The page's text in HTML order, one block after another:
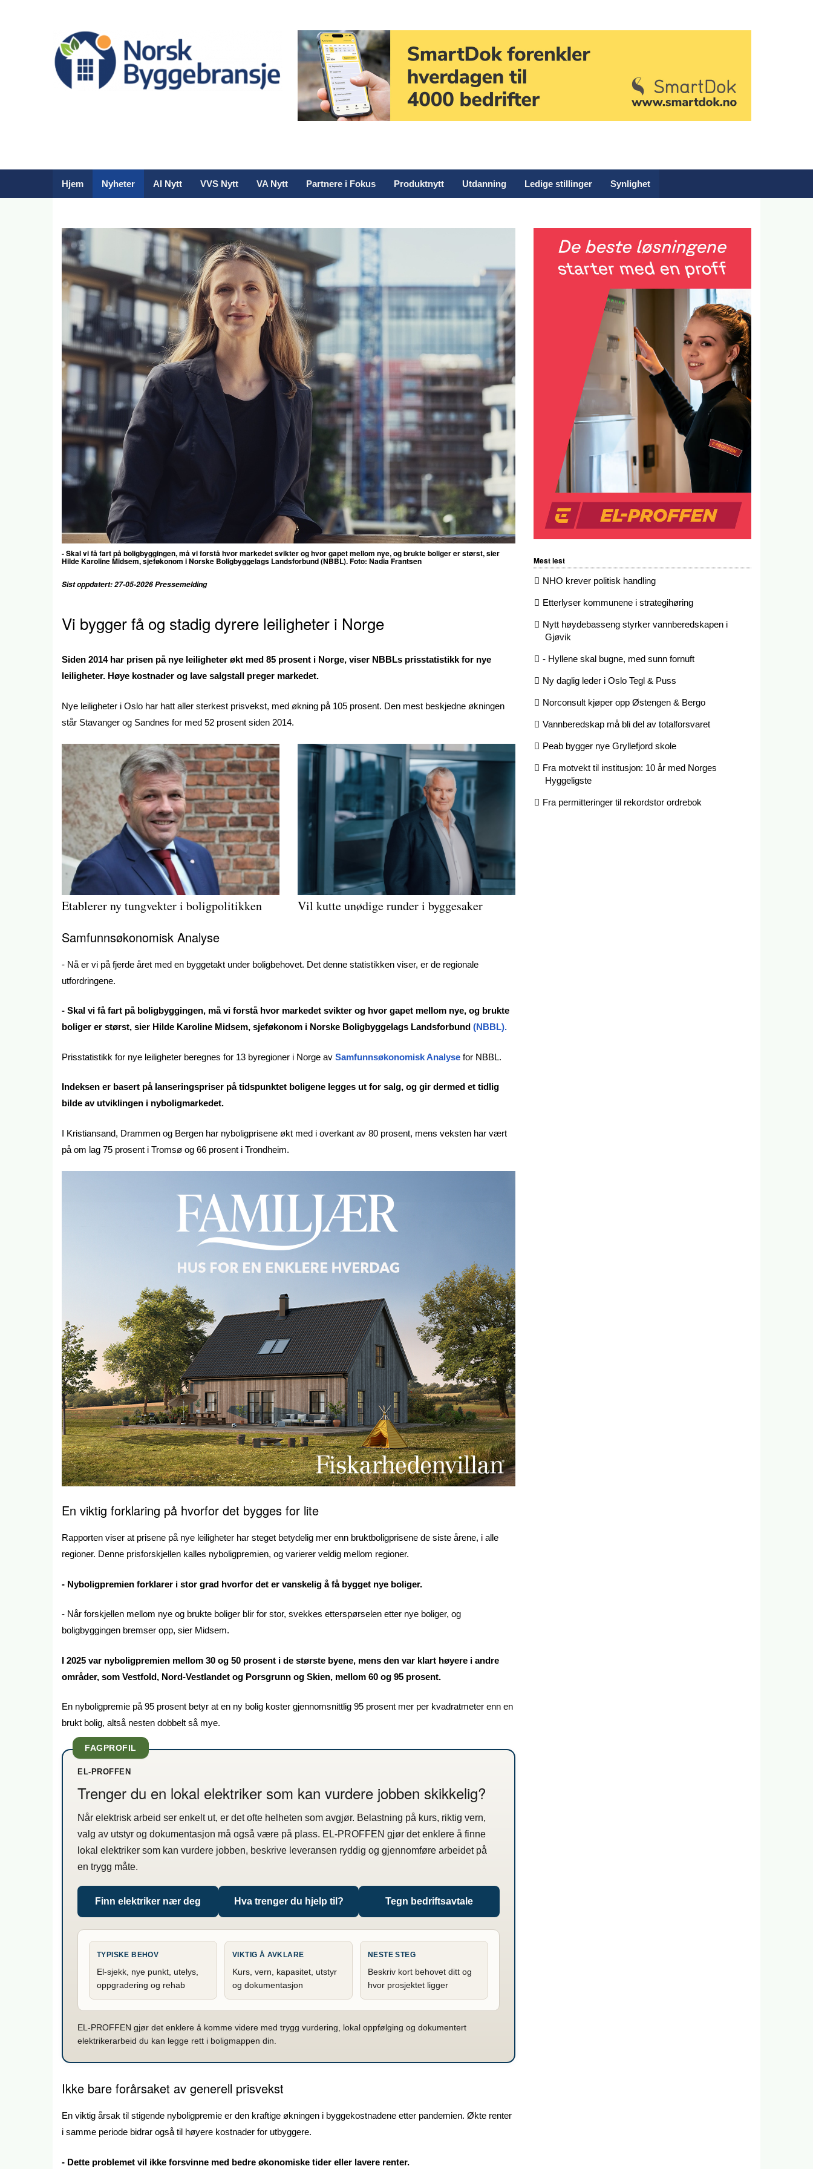
Hjem Nyheter AI Nytt VVS Nytt VA Nytt Partnere i Fokus Produktnytt Utdanning Ledige stillinger Synlighet
- Skal vi få fart på boligbyggingen, må vi forstå hvor markedet svikter og hvor gapet mellom nye, og brukte boliger er størst, sier
Hilde Karoline Midsem, sjeføkonom i Norske Boligbyggelags Landsforbund (NBBL). Foto: Nadia Frantsen
Sist oppdatert: 27-05-2026 Pressemelding
Vi bygger få og stadig dyrere leiligheter i Norge
Siden 2014 har prisen på nye leiligheter økt med 85 prosent i Norge, viser NBBLs prisstatistikk for nye
leiligheter. Høye kostnader og lave salgstall preger markedet.
Nye leiligheter i Oslo har hatt aller sterkest prisvekst, med økning på 105 prosent. Den mest beskjedne økningen
står Stavanger og Sandnes for med 52 prosent siden 2014.
Etablerer ny tungvekter i boligpolitikken Vil kutte unødige runder i byggesaker
Samfunnsøkonomisk Analyse
- Nå er vi på fjerde året med en byggetakt under boligbehovet. Det denne statistikken viser, er de regionale
utfordringene.
- Skal vi få fart på boligbyggingen, må vi forstå hvor markedet svikter og hvor gapet mellom nye, og brukte
boliger er størst, sier Hilde Karoline Midsem, sjeføkonom i Norske Boligbyggelags Landsforbund (NBBL).
Prisstatistikk for nye leiligheter beregnes for 13 byregioner i Norge av Samfunnsøkonomisk Analyse for NBBL.
Indeksen er basert på lanseringspriser på tidspunktet boligene legges ut for salg, og gir dermed et tidlig
bilde av utviklingen i nyboligmarkedet.
I Kristiansand, Drammen og Bergen har nyboligprisene økt med i overkant av 80 prosent, mens veksten har vært
på om lag 75 prosent i Tromsø og 66 prosent i Trondheim.
En viktig forklaring på hvorfor det bygges for lite
Rapporten viser at prisene på nye leiligheter har steget betydelig mer enn bruktboligprisene de siste årene, i alle
regioner. Denne prisforskjellen kalles nyboligpremien, og varierer veldig mellom regioner.
- Nyboligpremien forklarer i stor grad hvorfor det er vanskelig å få bygget nye boliger.
- Når forskjellen mellom nye og brukte boliger blir for stor, svekkes etterspørselen etter nye boliger, og
boligbyggingen bremser opp, sier Midsem.
I 2025 var nyboligpremien mellom 30 og 50 prosent i de største byene, mens den var klart høyere i andre
områder, som Vestfold, Nord-Vestlandet og Porsgrunn og Skien, mellom 60 og 95 prosent.
En nyboligpremie på 95 prosent betyr at en ny bolig koster gjennomsnittlig 95 prosent mer per kvadratmeter enn en
brukt bolig, altså nesten dobbelt så mye.
FAGPROFIL
EL-PROFFEN
Trenger du en lokal elektriker som kan vurdere jobben skikkelig?
Når elektrisk arbeid ser enkelt ut, er det ofte helheten som avgjør. Belastning på kurs, riktig vern,
valg av utstyr og dokumentasjon må også være på plass. EL-PROFFEN gjør det enklere å finne
lokal elektriker som kan vurdere jobben, beskrive leveransen ryddig og gjennomføre arbeidet på
en trygg måte.
Finn elektriker nær deg Hva trenger du hjelp til? Tegn bedriftsavtale
TYPISKE BEHOV
El-sjekk, nye punkt, utelys,
oppgradering og rehab
VIKTIG Å AVKLARE
Kurs, vern, kapasitet, utstyr
og dokumentasjon
NESTE STEG
Beskriv kort behovet ditt og
hvor prosjektet ligger
EL-PROFFEN gjør det enklere å komme videre med trygg vurdering, lokal oppfølging og dokumentert
elektrikerarbeid du kan legge rett i boligmappen din.
Ikke bare forårsaket av generell prisvekst
En viktig årsak til stigende nyboligpremie er den kraftige økningen i byggekostnadene etter pandemien. Økte renter
i samme periode bidrar også til høyere kostnader for utbyggere.
- Dette problemet vil ikke forsvinne med bedre økonomiske tider eller lavere renter.
Mest lest
NHO krever politisk handling
Etterlyser kommunene i strategihøring
Nytt høydebasseng styrker vannberedskapen i
Gjøvik
- Hyllene skal bugne, med sunn fornuft
Ny daglig leder i Oslo Tegl & Puss
Norconsult kjøper opp Østengen & Bergo
Vannberedskap må bli del av totalforsvaret
Peab bygger nye Gryllefjord skole
Fra motvekt til institusjon: 10 år med Norges
Hyggeligste
Fra permitteringer til rekordstor ordrebok